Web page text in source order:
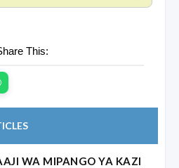
This:
WA MIPANGO YA KAZI